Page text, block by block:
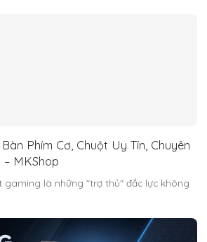
Phím Cơ, Chuột Uy Tín, Chuyên
MKShop
gaming là những "trợ thủ" đắc lực không